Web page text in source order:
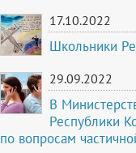
17.10.2022
Школьники
29.09.2022
В
Республики
по вопросам